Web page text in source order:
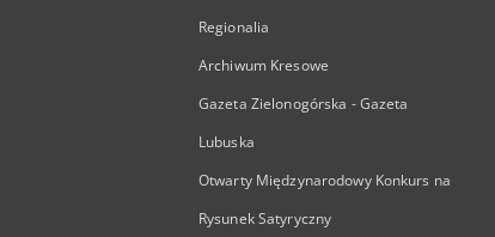
Regionalia
Archiwum Kresowe
Gazeta Zielonogórska - Gazeta
Lubuska
Otwarty Międzynarodowy Konkurs na
Rysunek Satyryczny